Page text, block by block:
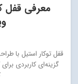
معرفی قفل
قفل توکار استیل با
گزینه‌ای کاربردی